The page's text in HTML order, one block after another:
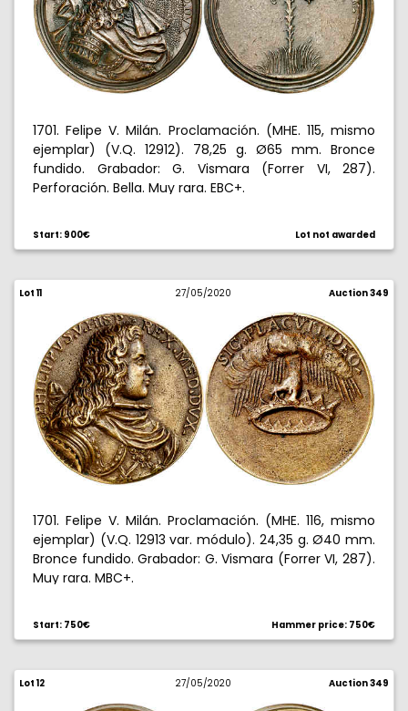
1701. Felipe V. Milán. Proclamación. (MHE. 115, mismo
ejemplar) (V.Q. 12912). 78,25 g. Ø65 mm. Bronce
fundido. Grabador: G. Vismara (Forrer VI, 287).
Perforación. Bella. Muy rara. EBC+.
Start: 900€ Lot not awarded
Lot 11 27/05/2020 Auction 349
1701. Felipe V. Milán. Proclamación. (MHE. 116, mismo
ejemplar) (V.Q. 12913 var. módulo). 24,35 g. Ø40 mm.
Bronce fundido. Grabador: G. Vismara (Forrer VI, 287).
Muy rara. MBC+.
Start: 750€ Hammer price: 750€
Lot 12 27/05/2020 Auction 349